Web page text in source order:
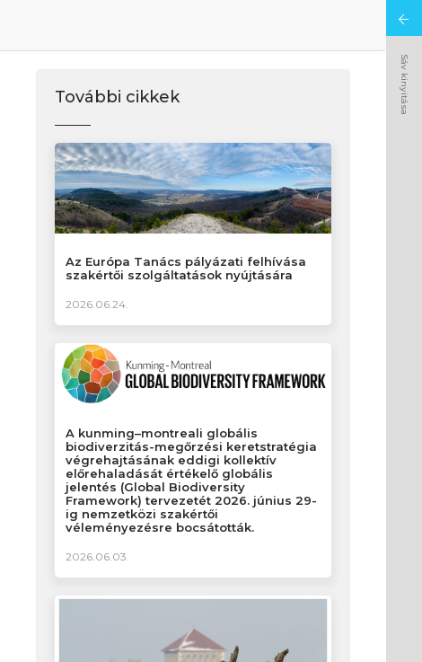
További cikkek
Az Európa Tanács pályázati felhívása
szakértői szolgáltatások nyújtására
2026.06.24.
A kunming–montreali globális
biodiverzitás-megőrzési keretstratégia
végrehajtásának eddigi kollektív
előrehaladását értékelő globális
jelentés (Global Biodiversity
Framework) tervezetét 2026. június 29-
ig nemzetközi szakértői
véleményezésre bocsátották.
2026.06.03.
Sáv kinyitása